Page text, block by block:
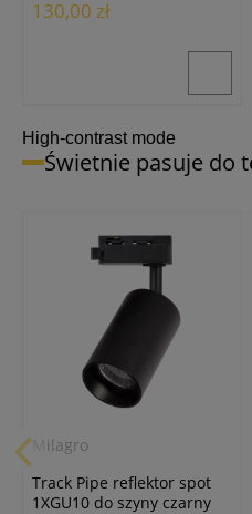
130,00 zł
High-contrast mode
Świetnie pasuje do
Milagro
Track Pipe reflektor spot
1XGU10 do szyny czarny